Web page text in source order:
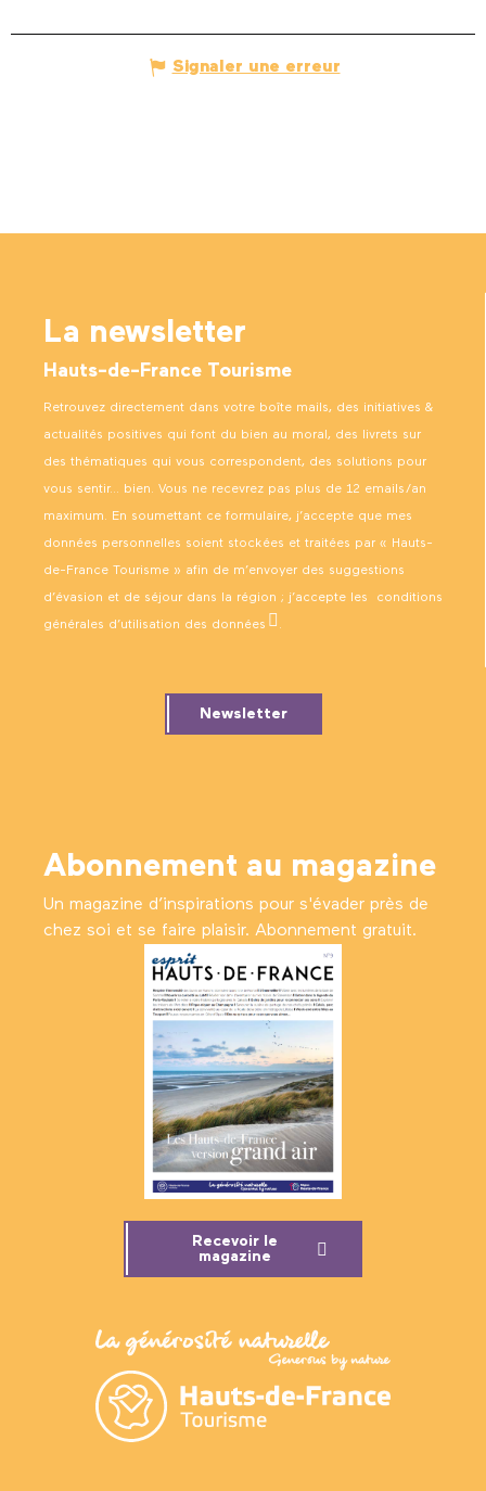
Signaler une erreur
La newsletter
Hauts-de-France Tourisme
Retrouvez directement dans votre boîte mails, des initiatives &
actualités positives qui font du bien au moral, des livrets sur
des thématiques qui vous correspondent, des solutions pour
vous sentir… bien. Vous ne recevrez pas plus de 12 emails/an
maximum. En soumettant ce formulaire, j’accepte que mes
données personnelles soient stockées et traitées par « Hauts-
de-France Tourisme » afin de m’envoyer des suggestions
d’évasion et de séjour dans la région ; j’accepte les conditions
générales d’utilisation des données .
Newsletter
Abonnement au magazine
Un magazine d’inspirations pour s'évader près de
chez soi et se faire plaisir. Abonnement gratuit.
Recevoir le
magazine